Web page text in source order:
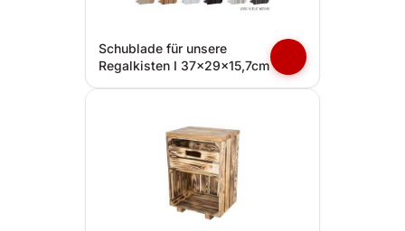
Schublade für unsere
Regalkisten I 37x29x15,7cm